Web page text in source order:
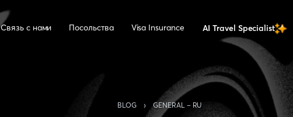
Связь с нами Посольства Visa Insurance AI Travel Specialist
BLOG › GENERAL - RU